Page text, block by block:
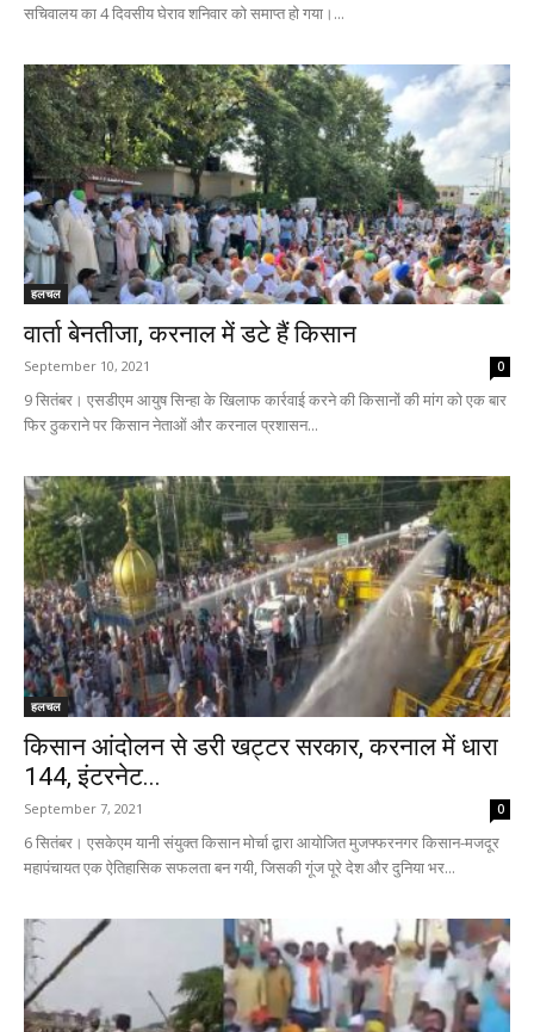
सचिवालय का 4 दिवसीय घेराव शनिवार को समाप्त हो गया।...
हलचल
वार्ता बेनतीजा, करनाल में डटे हैं किसान
September 10, 2021 0
9 सितंबर। एसडीएम आयुष सिन्हा के खिलाफ कार्रवाई करने की किसानों की मांग को एक बार
फिर ठुकराने पर किसान नेताओं और करनाल प्रशासन...
हलचल
किसान आंदोलन से डरी खट्टर सरकार, करनाल में धारा
144, इंटरनेट...
September 7, 2021 0
6 सितंबर। एसकेएम यानी संयुक्त किसान मोर्चा द्वारा आयोजित मुजफ्फरनगर किसान-मजदूर
महापंचायत एक ऐतिहासिक सफलता बन गयी, जिसकी गूंज पूरे देश और दुनिया भर...